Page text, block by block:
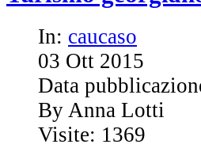
In: caucaso
03 Ott 2015
Data
By Anna Lotti
Visite: 1369